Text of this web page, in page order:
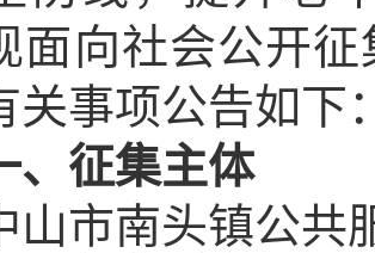
面向社会公开
关事项公告如下
征集主体
南头镇公共